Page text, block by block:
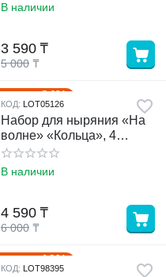
В наличии
5 000 ₸
3 590 ₸
24%
КОД: LOT05126
Набор для ныряния «На
волне» «Кольца», 4
предмета, МИКС
В наличии
6 000 ₸
4 590 ₸
16%
КОД: LOT98395